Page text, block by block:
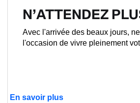
N’ATTENDEZ
Avec l'arrivée des beaux jours,
l'occasion de vivre pleinement
En savoir plus